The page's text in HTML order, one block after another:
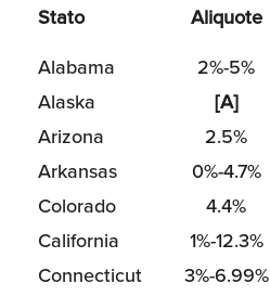
Stato Aliquote
Alabama
2%-5%
Alaska
[A]
Arizona
2.5%
Arkansas
0%-4.7%
Colorado
4.4%
California
1%-12.3%
Connecticut
3%-6.99%